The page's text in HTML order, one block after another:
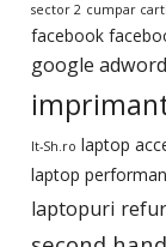
sector 2 cumpar
facebook
google
It-Sh.ro laptop
laptop
laptopuri